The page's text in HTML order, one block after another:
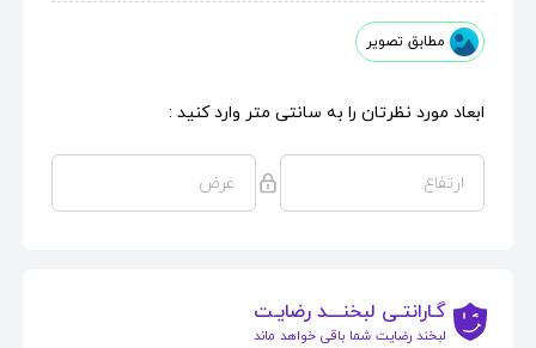
ابعاد مورد نظرتان را به سانتی متر وارد کنید :
مطابق تصویر
گـارانتـی لبخنــــد رضایـت
لبخند رضایت شما باقی خواهد ماند